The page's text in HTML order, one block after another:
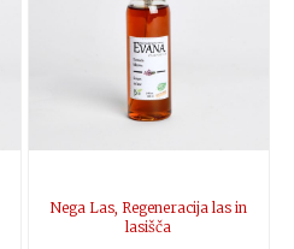
Nega Las, Regeneracija las in
lasišča